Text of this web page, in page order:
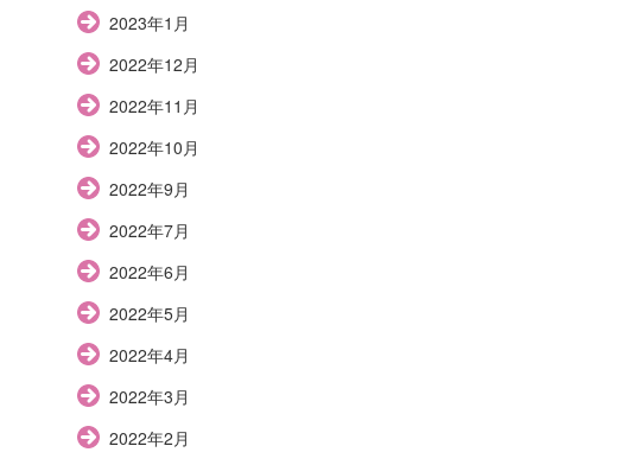
2023年1月
2022年12月
2022年11月
2022年10月
2022年9月
2022年7月
2022年6月
2022年5月
2022年4月
2022年3月
2022年2月